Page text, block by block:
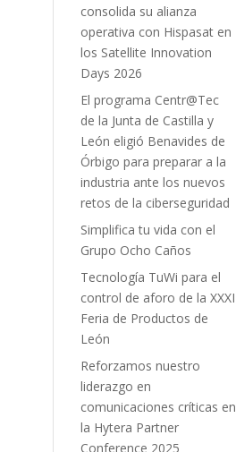
consolida su alianza
operativa con Hispasat en
los Satellite Innovation
Days 2026
El programa Centr@Tec
de la Junta de Castilla y
León eligió Benavides de
Órbigo para preparar a la
industria ante los nuevos
retos de la ciberseguridad
Simplifica tu vida con el
Grupo Ocho Caños
Tecnología TuWi para el
control de aforo de la XXXI
Feria de Productos de
León
Reforzamos nuestro
liderazgo en
comunicaciones críticas en
la Hytera Partner
Conference 2025